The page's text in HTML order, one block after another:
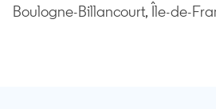
Boulogne-Billancourt, Île-de-